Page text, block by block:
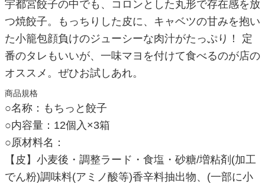
宇都宮餃子の中でも、コロンとした丸形で存在感を放
つ焼餃子。もっちりした皮に、キャベツの甘みを抱い
た小籠包顔負けのジューシーな肉汁がたっぷり！ 定
番のタレもいいが、一味マヨを付けて食べるのが店の
オススメ。ぜひお試しあれ。
商品規格
○名称：もちっと餃子
○内容量：12個入×3箱
○原材料名：
【皮】小麦後・調整ラード・食塩・砂糖/増粘剤(加工
でん粉)調味料(アミノ酸等)香辛料抽出物、(一部に小